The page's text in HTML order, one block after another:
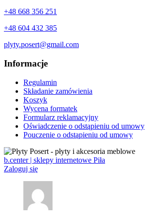
+48 668 356 251
+48 604 432 385
plyty.posert@gmail.com
Informacje
Regulamin
Składanie zamówienia
Koszyk
Wycena formatek
Formularz reklamacyjny
Oświadczenie o odstąpieniu od umowy
Pouczenie o odstąpieniu od umowy
b.center | sklepy internetowe Piła
Zaloguj się